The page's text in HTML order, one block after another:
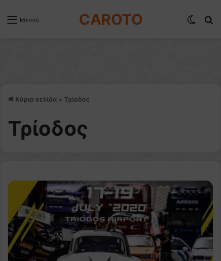
Μενού CAROTO
Κύρια σελίδα > Τρίοδος
Τρίοδος